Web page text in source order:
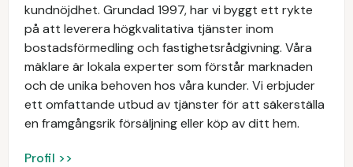
kundnöjdhet. Grundad 1997, har vi byggt ett rykte
på att leverera högkvalitativa tjänster inom
bostadsförmedling och fastighetsrådgivning. Våra
mäklare är lokala experter som förstår marknaden
och de unika behoven hos våra kunder. Vi erbjuder
ett omfattande utbud av tjänster för att säkerställa
en framgångsrik försäljning eller köp av ditt hem.
Profil >>